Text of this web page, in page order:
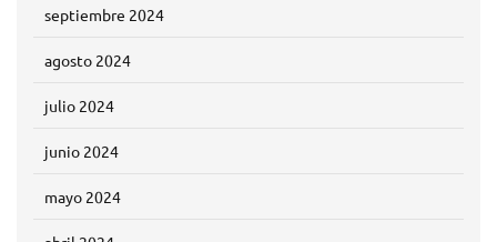
septiembre 2024
agosto 2024
julio 2024
junio 2024
mayo 2024